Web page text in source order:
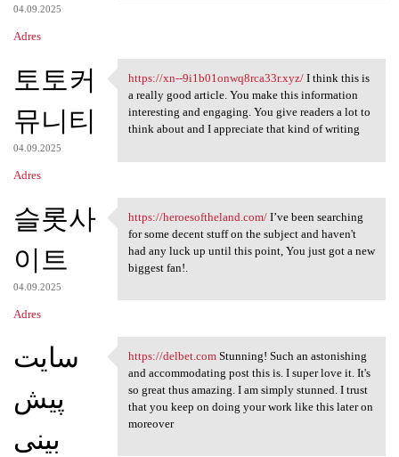
04.09.2025
Adres
토토커
뮤니티
04.09.2025
Adres
https://xn--9i1b01onwq8rca33r
https://xn--9i1b01onwq8rca33r.xyz/I think this is
a really good article. You make this information
interesting and engaging. You give readers a lot to
think about and I appreciate that kind of writing
슬롯사
이트
04.09.2025
Adres
https://heroesoftheland.com/
https://heroesoftheland.com/I’ve been searching
for some decent stuff on the subject and haven't
had any luck up until this point, You just got a new
biggest fan!.
سایت
پیش
بینی
https://delbet.com Stunning!
https://delbet.comStunning! Such an astonishing
and accommodating post this is. I super love it. It's
so great thus amazing. I am simply stunned. I trust
that you keep on doing your work like this later on
moreover